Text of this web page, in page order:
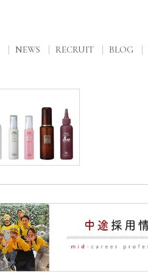
NEWS RECRUIT BLOG